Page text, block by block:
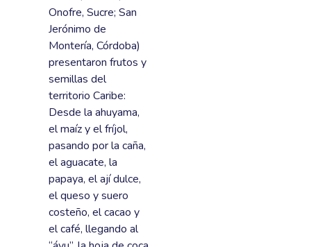
Onofre, Sucre; San
Jerónimo de
Montería, Córdoba)
presentaron frutos y
semillas del
territorio Caribe:
Desde la ahuyama,
el maíz y el fríjol,
pasando por la caña,
el aguacate, la
papaya, el ají dulce,
el queso y suero
costeño, el cacao y
el café, llegando al